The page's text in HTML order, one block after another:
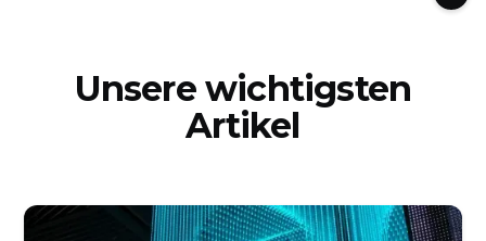
Unsere wichtigsten
Artikel